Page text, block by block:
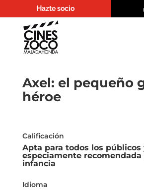
Hazte socio
Axel: el pequeño
héroe
Calificación
Apta para todos los públicos
especiamente recomendada
infancia
Idioma